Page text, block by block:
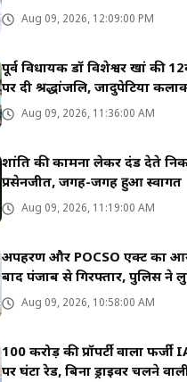
Aug 09, 2026, 12:09:00 PM
पूर्व विधायक डॉ विशेश्वर खां की
पर दी श्रद्धांजलि, जादुपेटिया कलाकारों की
बदहाली से रूबरू हुईं सुष्मिता खां
Aug 09, 2026, 11:36:00 AM
शांति की कामना लेकर दंड देते
प्रसेनजीत, जगह-जगह हुआ स्वागत
Aug 09, 2026, 11:19:00 AM
अपहरण और POCSO एक्ट का
बाद पंजाब से गिरफ्तार, पुलिस ने
मारा छापा
Aug 09, 2026, 10:58:00 AM
100 करोड़ की प्रॉपर्टी वाला फर्जी
पर घंटों रेड, बिना ड्राइवर चलने